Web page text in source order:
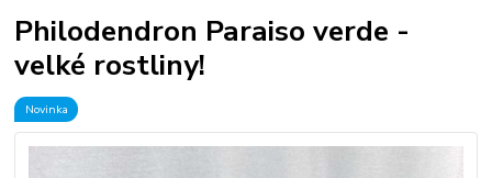
Philodendron Paraiso verde -
velké rostliny!
Novinka